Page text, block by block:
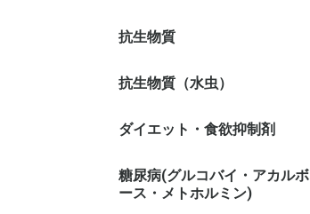
抗生物質
抗生物質（水虫）
ダイエット・食欲抑制剤
糖尿病(グルコバイ・アカルボ
ース・メトホルミン)